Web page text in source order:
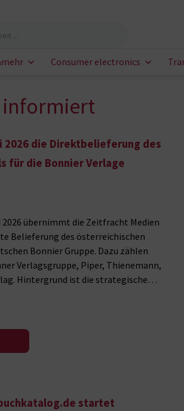
Consumer electronics
informiert
die Direktbelieferung des
für die Bonnier Verlage
2026 übernimmt die Zeitfracht Medien
Belieferung des österreichischen
Bonnier Gruppe. Dazu zählen
Verlagsgruppe, Piper, Thienemann,
Hintergrund ist die strategische…
startet